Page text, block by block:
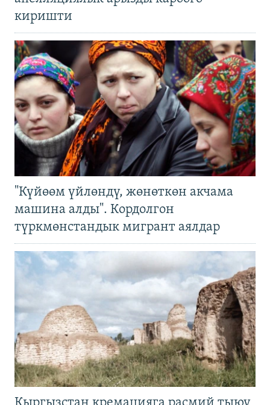
киришти
"Күйөөм үйлөндү, жөнөткөн акчама
машина алды". Кордолгон
түркмөнстандык мигрант аялдар